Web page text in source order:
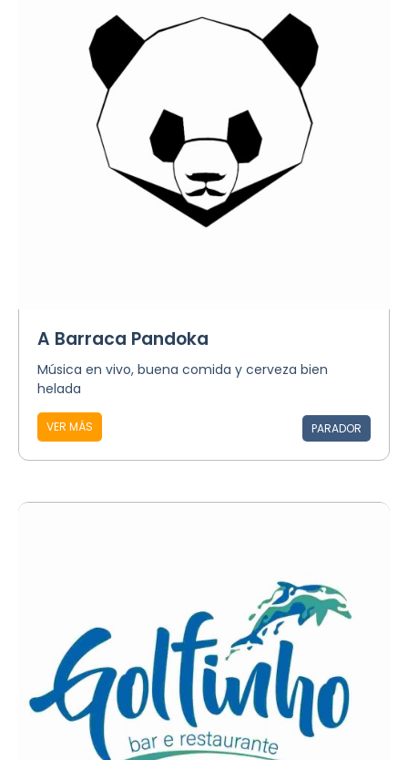
A Barraca Pandoka
Música en vivo, buena comida y cerveza bien
helada
VER MÁS PARADOR